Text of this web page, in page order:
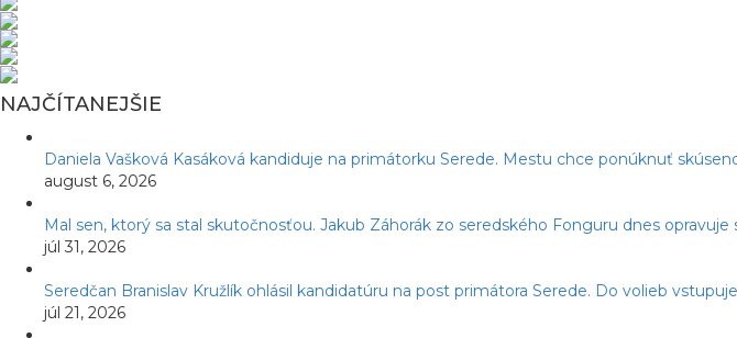
NAJČÍTANEJŠIE
Daniela Vašková Kasáková kandiduje na primátorku Serede. Mestu chce ponúknuť
august 6, 2026
Mal sen, ktorý sa stal skutočnosťou. Jakub Záhorák zo seredského Fonguru dnes
júl 31, 2026
Seredčan Branislav Kružlík ohlásil kandidatúru na post primátora Serede. Do volieb
júl 21, 2026